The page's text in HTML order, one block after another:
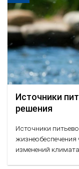
Источники
решения
Источники
жизнеобеспечения
изменений